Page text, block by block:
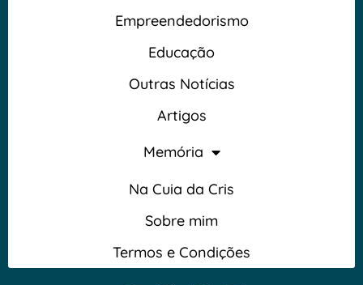
Empreendedorismo
Educação
Outras Notícias
Artigos
Memória
Na Cuia da Cris
Sobre mim
Termos e Condições